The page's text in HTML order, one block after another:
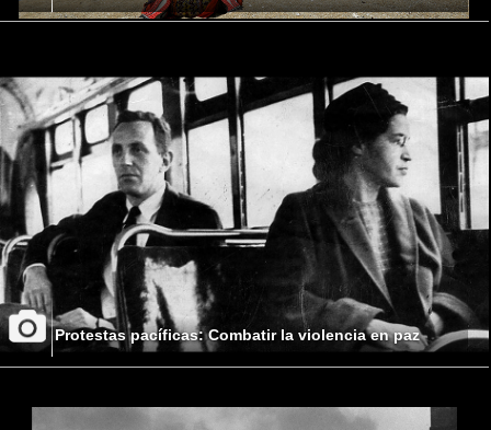
Protestas pacíficas: Combatir la violencia en paz